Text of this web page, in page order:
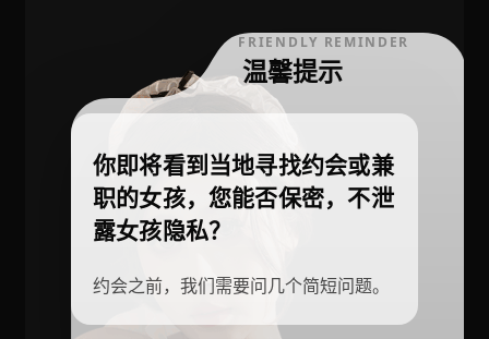
FRIENDLY REMINDER
温馨提示
你即将看到当地寻找约会或兼
职的女孩，您能否保密，不泄
露女孩隐私？
约会之前，我们需要问几个简短问题。